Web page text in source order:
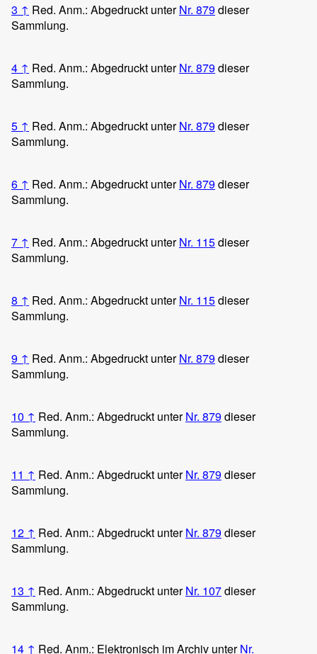
3 ↑ Red. Anm.: Abgedruckt unterNr. 879dieser
Sammlung.
4 ↑ Red. Anm.: Abgedruckt unterNr. 879dieser
Sammlung.
5 ↑ Red. Anm.: Abgedruckt unterNr. 879dieser
Sammlung.
6 ↑ Red. Anm.: Abgedruckt unterNr. 879dieser
Sammlung.
7 ↑ Red. Anm.: Abgedruckt unterNr. 115dieser
Sammlung.
8 ↑ Red. Anm.: Abgedruckt unterNr. 115dieser
Sammlung.
9 ↑ Red. Anm.: Abgedruckt unterNr. 879dieser
Sammlung.
10 ↑ Red. Anm.: Abgedruckt unterNr. 879dieser
Sammlung.
11 ↑ Red. Anm.: Abgedruckt unterNr. 879dieser
Sammlung.
12 ↑ Red. Anm.: Abgedruckt unterNr. 879dieser
Sammlung.
13 ↑ Red. Anm.: Abgedruckt unterNr. 107dieser
Sammlung.
14 ↑ Red. Anm.: Elektronisch im Archiv unterNr.